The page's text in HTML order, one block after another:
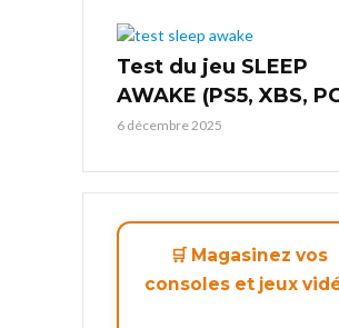
Test du jeu SLEEP
AWAKE (PS5, XBS,
6 décembre 2025
🛒 Magasinez vos
consoles et jeux